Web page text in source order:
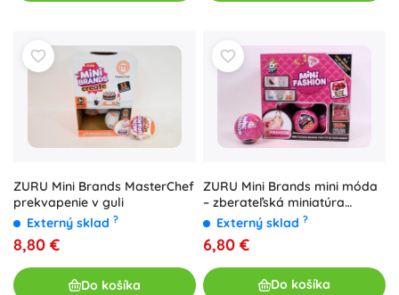
ZURU Mini Brands MasterChef
prekvapenie v guli
Externý sklad ?
8,80 €
Do košíka
ZURU Mini Brands mini móda
– zberateľská miniatúra
(prekvapenie)
Externý sklad ?
6,80 €
Do košíka